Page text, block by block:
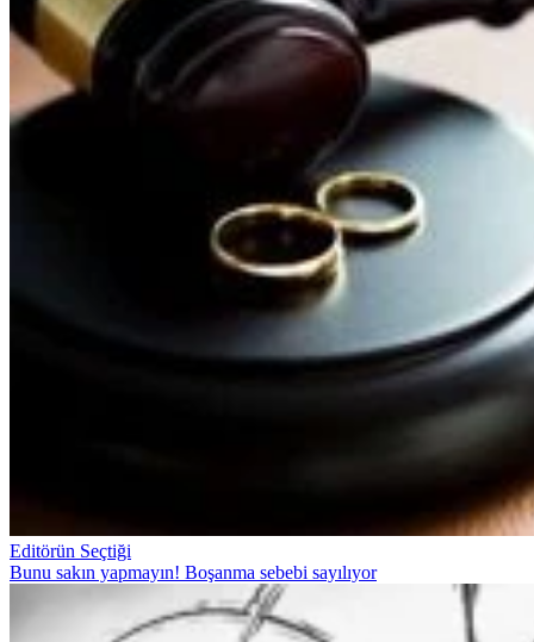
Editörün Seçtiği
Bunu sakın yapmayın! Boşanma sebebi sayılıyor